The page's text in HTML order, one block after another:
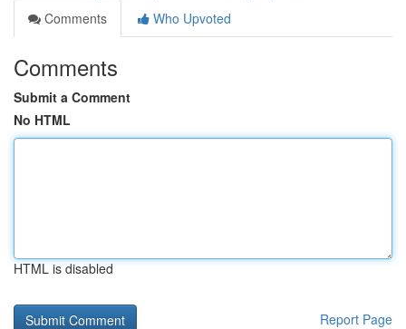
Comments
Who Upvoted
Comments
Submit a Comment
No HTML
HTML is disabled
Report Page